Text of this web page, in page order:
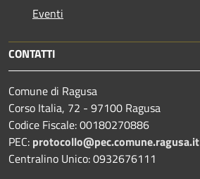
Eventi
CONTATTI
Comune di Ragusa
Corso Italia, 72 - 97100 Ragusa
Codice Fiscale: 00180270886
PEC: protocollo@pec.comune.ragusa.it
Centralino Unico: 0932676111